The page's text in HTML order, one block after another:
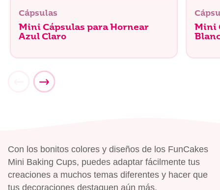
Cápsulas
Mini Cápsulas para Hornear
Azul Claro
Mini
Con los bonitos colores y diseños de los FunCakes
Mini Baking Cups, puedes adaptar fácilmente tus
creaciones a muchos temas diferentes y hacer que
tus decoraciones destaquen aún más.